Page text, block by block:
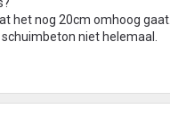
het nog 20cm omhoog gaat.
niet helemaal.